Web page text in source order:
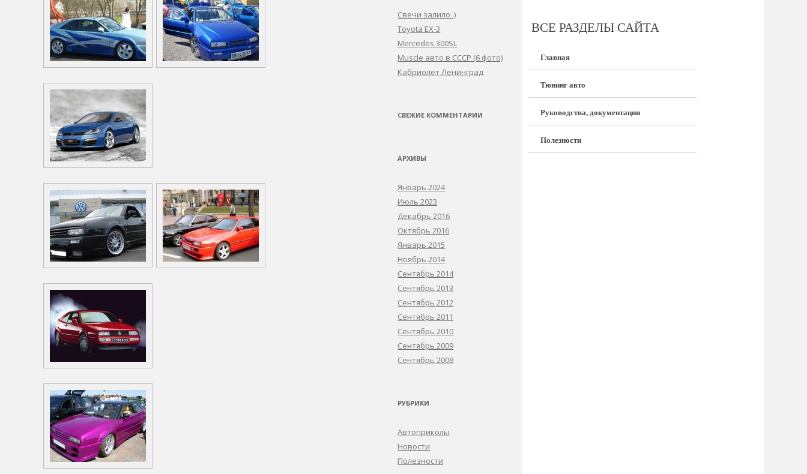
Свечи залило :)
Toyota EX-3
Mercedes 300SL
Muscle авто в СССР (6 фото)
Кабриолет Ленинград
СВЕЖИЕ КОММЕНТАРИИ
АРХИВЫ
Январь 2024
Июль 2023
Декабрь 2016
Октябрь 2016
Январь 2015
Ноябрь 2014
Сентябрь 2014
Сентябрь 2013
Сентябрь 2012
Сентябрь 2011
Сентябрь 2010
Сентябрь 2009
Сентябрь 2008
РУБРИКИ
Автоприколы
Новости
Полезности
ВСЕ РАЗДЕЛЫ САЙТА
Главная
Тюнинг авто
Руководства, документации
Полезности